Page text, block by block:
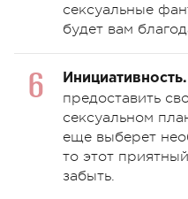
сексуальные
будет вам
Инициативность.
предоставить
сексуальном
еще выберет
то этот
забыть.